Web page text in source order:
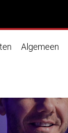
Algemeen